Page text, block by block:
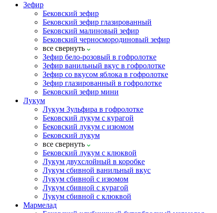
Зефир
Бековский зефир
Бековский зефир глазированный
Бековский малиновый зефир
Бековский черносмородиновый зефир
все свернуть
Зефир бело-розовый в гофролотке
Зефир ванильный вкус в гофролотке
Зефир со вкусом яблока в гофролотке
Зефир глазированный в гофролотке
Бековский зефир мини
Лукум
Лукум Зульфира в гофролотке
Бековский лукум с курагой
Бековский лукум с изюмом
Бековский лукум
все свернуть
Бековский лукум с клюквой
Лукум двухслойный в коробке
Лукум сбивной ванильный вкус
Лукум сбивной с изюмом
Лукум сбивной с курагой
Лукум сбивной с клюквой
Мармелад